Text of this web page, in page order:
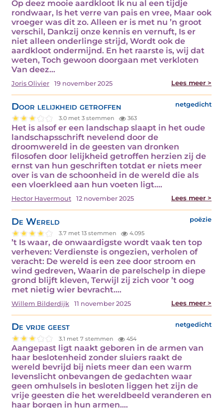
Op deez mooie aardkloot Ik nu al een tijdje
rondwaar, Is het verre van pais en vree, Maar ook
vroeger was dit zo. Alleen er is met nu ’n groot
verschil, Dankzij onze kennis en vernuft, Is er
niet alleen onderlinge strijd, Wordt ook de
aardkloot ondermijnd. En het raarste is, wij dat
weten, Toch gewoon doorgaan met verkloten
Van deez…
Joris Olivier 19 november 2025 Lees meer >
Door lelijkheid getroffen netgedicht
3.0 met 3 stemmen 363
Het is alsof er een landschap slaapt in het oude
landschapsschrift nevelend door de
droomwereld in de geesten van dronken
filosofen door lelijkheid getroffen herzien zij de
ernst van hun geschriften totdat er niets meer
over is van de schoonheid in de wereld die als
een vloerkleed aan hun voeten ligt.…
Hector Havermout 12 november 2025 Lees meer >
De Wereld poëzie
3.7 met 13 stemmen 4.095
’t Is waar, de onwaardigste wordt vaak ten top
verheven: Verdienste is ongezien, verholen of
veracht: De wereld is een zee door stroom en
wind gedreven, Waarin de parelschelp in diepe
grond blijft kleven, Terwijl zij zich voor ’t oog
met nietig wier bevracht.…
Willem Bilderdijk 11 november 2025 Lees meer >
De vrije geest netgedicht
3.1 met 7 stemmen 454
Aangepast ligt naakt geboren in de armen van
haar beslotenheid zonder sluiers raakt de
wereld bevrijd bij niets meer dan een warm
levenslicht onbevangen de gedachten waar
geen omhulsels in besloten liggen het zijn de
vrije geesten die het wereldbeeld veranderen en
haar borgen in hun armen.…